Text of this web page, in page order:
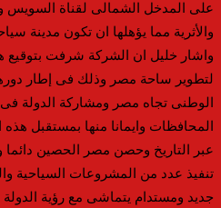
على المدخل الشمالى لقناة السويس
والأثرية مما يؤهلها ان تكون مدينة
واشار خليل ان الشركة شرفت بتوقيع
لتطوير ساحة مصر وذلك فى إطار
الوطنى تجاه مصر ومشاركة الدولة
المحافظات وايمانا منها بمستقبل
عبر التاريخ وحصن مصر الحصين
تنفيذ عدد من المشروعات السياحية
جديد ومستدام يتماشى مع رؤية الدولة